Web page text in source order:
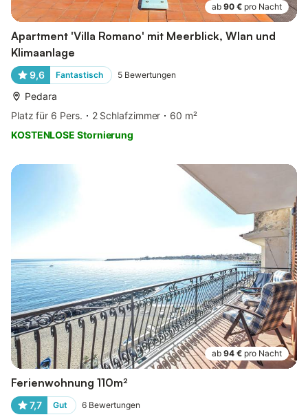
ab 90 € pro Nacht
Apartment 'Villa Romano' mit Meerblick, Wlan und
Klimaanlage
9,6 Fantastisch 5 Bewertungen
Pedara
Platz für 6 Pers.
2 Schlafzimmer
60 m²
KOSTENLOSE Stornierung
ab 94 € pro Nacht
Ferienwohnung 110m²
7,7 Gut 6 Bewertungen